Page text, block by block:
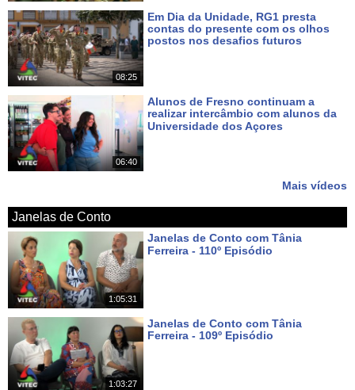
08:25
Em Dia da Unidade, RG1 presta
contas do presente com os olhos
postos nos desafios futuros
06:40
Alunos de Fresno continuam a
realizar intercâmbio com alunos da
Universidade dos Açores
Mais vídeos
Janelas de Conto
1:05:31
Janelas de Conto com Tânia
Ferreira - 110º Episódio
1:03:27
Janelas de Conto com Tânia
Ferreira - 109º Episódio